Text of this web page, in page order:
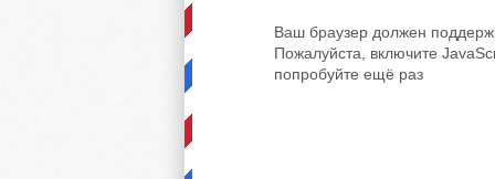
Ваш браузер должен
Пожалуйста, включите
попробуйте ещё раз